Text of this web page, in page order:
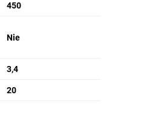
450
Nie
3,4
20